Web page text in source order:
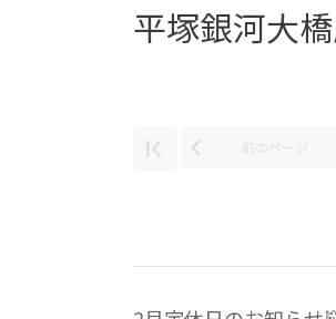
平塚銀河大
前のページ